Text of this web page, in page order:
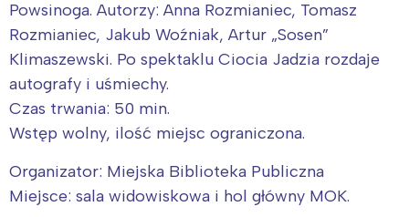
Powsinoga. Autorzy: Anna Rozmianiec, Tomasz
Rozmianiec, Jakub Woźniak, Artur „Sosen”
Klimaszewski. Po spektaklu Ciocia Jadzia rozdaje
autografy i uśmiechy.
Czas trwania: 50 min.
Wstęp wolny, ilość miejsc ograniczona.
Organizator: Miejska Biblioteka Publiczna
Miejsce: sala widowiskowa i hol główny MOK.
Interesują mnie wydarzenia z
tego regionu: